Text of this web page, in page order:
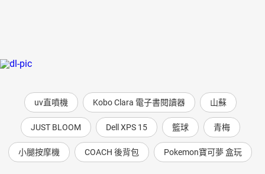
uv直噴機 Kobo Clara 電子書閱讀器 山蘇
JUST BLOOM Dell XPS 15 籃球 青梅
小腿按摩機 COACH 後背包 Pokemon寶可夢 盒玩